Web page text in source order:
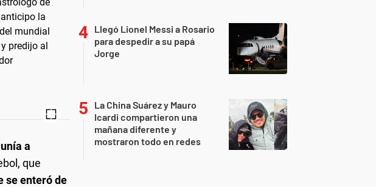
a
que
se enteró de
Llegó Lionel Messi a Rosario
para despedir a su papá
Jorge
La China Suárez y Mauro
Icardi compartieron una
mañana diferente y
mostraron todo en redes